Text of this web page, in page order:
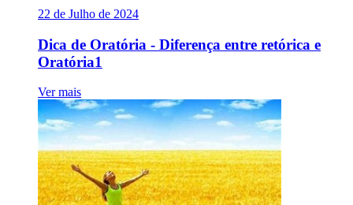
22 de Julho de 2024
Dica de Oratória - Diferença entre retórica e
Oratória1
Ver mais